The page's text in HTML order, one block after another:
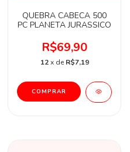
QUEBRA CABECA 500
PC PLANETA JURASSICO
R$69,90
12 x de R$7,19